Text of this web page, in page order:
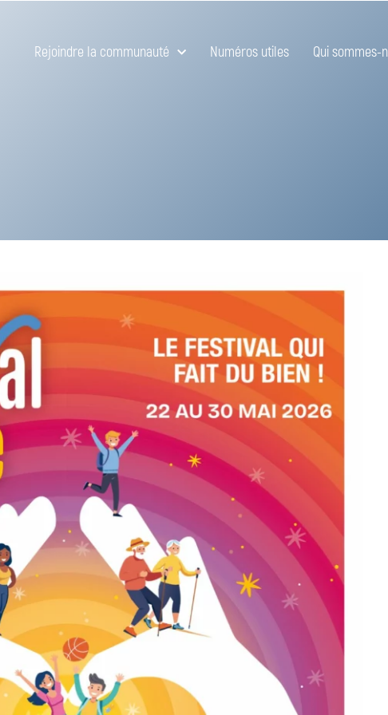
Rejoindre la communauté Numéros utiles Qui sommes-